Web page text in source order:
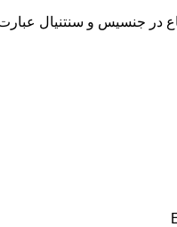
در جنسیس و سنتنیال عبارت